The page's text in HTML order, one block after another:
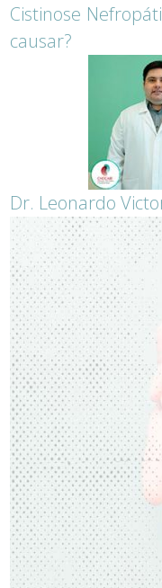
Cistinose
causar?
Dr. Leonardo